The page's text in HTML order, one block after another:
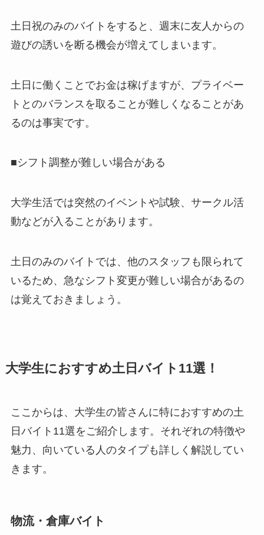
土日祝のみのバイトをすると、週末に友人からの
遊びの誘いを断る機会が増えてしまいます。
土日に働くことでお金は稼げますが、プライベー
トとのバランスを取ることが難しくなることがあ
るのは事実です。
■シフト調整が難しい場合がある
大学生活では突然のイベントや試験、サークル活
動などが入ることがあります。
土日のみのバイトでは、他のスタッフも限られて
いるため、急なシフト変更が難しい場合があるの
は覚えておきましょう。
大学生におすすめ土日バイト11選！
ここからは、大学生の皆さんに特におすすめの土
日バイト11選をご紹介します。それぞれの特徴や
魅力、向いている人のタイプも詳しく解説してい
きます。
物流・倉庫バイト